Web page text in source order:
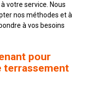
votre service. Nous
nos méthodes et à
à vos besoins
pour
terrassement